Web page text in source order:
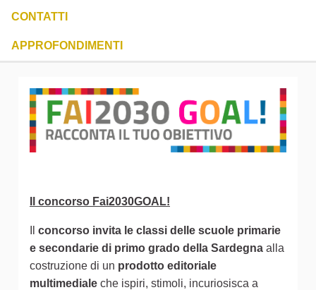
CONTATTI
APPROFONDIMENTI
Il concorso Fai2030GOAL!
concorso invita le classi delle scuole primarie
e secondarie di primo grado della Sardegna alla
costruzione di un prodotto editoriale
multimediale che ispiri, stimoli, incuriosisca a